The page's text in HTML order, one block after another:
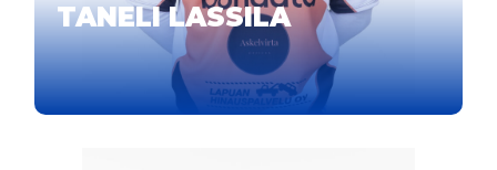
TANELI LASSILA